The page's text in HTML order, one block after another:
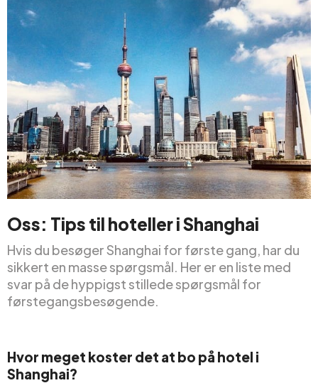
Oss: Tips til hoteller i Shanghai
Hvis du besøger Shanghai for første gang, har du
sikkert en masse spørgsmål. Her er en liste med
svar på de hyppigst stillede spørgsmål for
førstegangsbesøgende.
Hvor meget koster det at bo på hotel i
Shanghai?